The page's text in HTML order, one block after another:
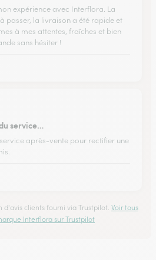
expérience avec Interflora. La
passer, la livraison a été rapide et
à mes attentes, fraîches et bien
sans hésiter !
service…
après-vente pour rectifier une
d'avis clients fourni via Trustpilot. Voir tous
Interflora sur Trustpilot